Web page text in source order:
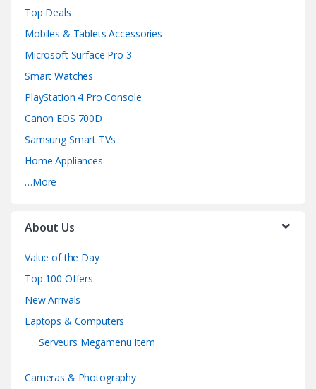
Top Deals
Mobiles & Tablets Accessories
Microsoft Surface Pro 3
Smart Watches
PlayStation 4 Pro Console
Canon EOS 700D
Samsung Smart TVs
Home Appliances
…More
About Us
Value of the Day
Top 100 Offers
New Arrivals
Laptops & Computers
Serveurs Megamenu Item
Cameras & Photography